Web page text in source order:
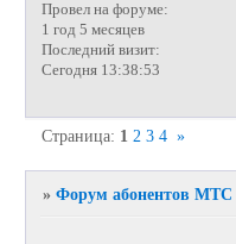
Провел на форуме:
1 год 5 месяцев
Последний визит:
Сегодня 13:38:53
Страница: 1 2 3 4 »
»Форум абонентов МТС